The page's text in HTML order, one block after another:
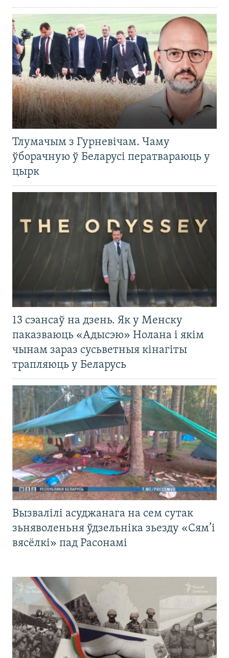
Тлумачым з Гурневічам. Чаму
ўборачную ў Беларусі ператвараюць у
цырк
13 сэансаў на дзень. Як у Менску
паказваюць «Адысэю» Нолана і якім
чынам зараз сусьветныя кінагіты
трапляюць у Беларусь
Вызвалілі асуджанага на сем сутак
зьняволеньня ўдзельніка зьезду «Сям’і
вясёлкі» пад Расонамі